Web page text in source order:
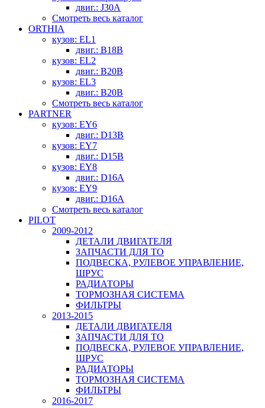
двиг.: J30A
Смотреть весь каталог
ORTHIA
кузов: EL1
двиг.: B18B
кузов: EL2
двиг.: B20B
кузов: EL3
двиг.: B20B
Смотреть весь каталог
PARTNER
кузов: EY6
двиг.: D13B
кузов: EY7
двиг.: D15B
кузов: EY8
двиг.: D16A
кузов: EY9
двиг.: D16A
Смотреть весь каталог
PILOT
2009-2012
ДЕТАЛИ ДВИГАТЕЛЯ
ЗАПЧАСТИ ДЛЯ ТО
ПОДВЕСКА, РУЛЕВОЕ УПРАВЛЕНИЕ,
ШРУС
РАДИАТОРЫ
ТОРМОЗНАЯ СИСТЕМА
ФИЛЬТРЫ
2013-2015
ДЕТАЛИ ДВИГАТЕЛЯ
ЗАПЧАСТИ ДЛЯ ТО
ПОДВЕСКА, РУЛЕВОЕ УПРАВЛЕНИЕ,
ШРУС
РАДИАТОРЫ
ТОРМОЗНАЯ СИСТЕМА
ФИЛЬТРЫ
2016-2017